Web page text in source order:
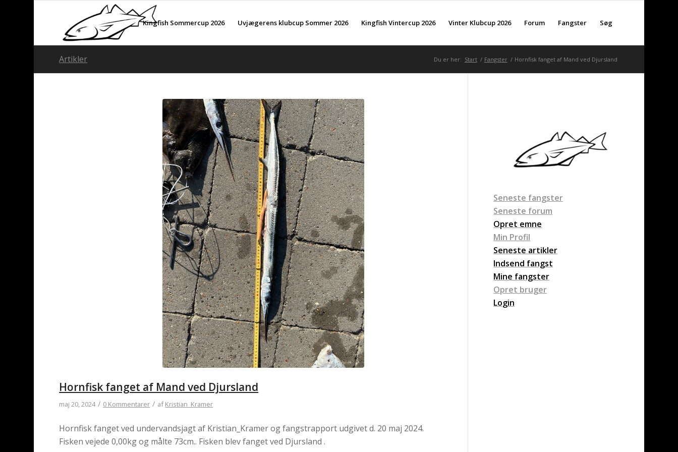
Kingfish Sommercup 2026 Uvjægerens klubcup Sommer 2026 Kingfish Vintercup 2026 Vinter Klubcup 2026 Forum Fangster Søg
Artikler Du er her: Start / Fangster / Hornfisk fanget af Mand ved Djursland
Hornfisk fanget af Mand ved Djursland
maj 20, 2024 / 0 Kommentarer / afKristian_Kramer
Hornfisk fanget ved undervandsjagt af Kristian_Kramer og fangstrapport udgivet d. 20 maj 2024.
Fisken vejede 0,00kg og målte 73cm.. Fisken blev fanget ved Djursland .
Seneste fangster
Seneste forum
Opret emne
Min Profil
Seneste artikler
Indsend fangst
Mine fangster
Opret bruger
Login